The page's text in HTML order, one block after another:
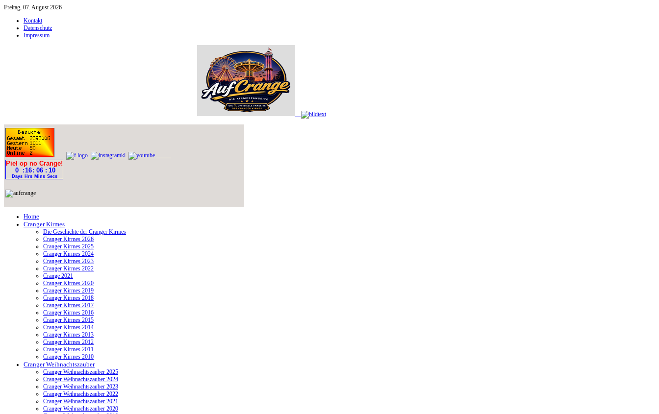
Freitag, 07. August 2026
Kontakt
Datenschutz
Impressum
Home
Cranger Kirmes
Die Geschichte der Cranger Kirmes
Cranger Kirmes 2026
Cranger Kirmes 2025
Cranger Kirmes 2024
Cranger Kirmes 2023
Cranger Kirmes 2022
Crange 2021
Cranger Kirmes 2020
Cranger Kirmes 2019
Cranger Kirmes 2018
Cranger Kirmes 2017
Cranger Kirmes 2016
Cranger Kirmes 2015
Cranger Kirmes 2014
Cranger Kirmes 2013
Cranger Kirmes 2012
Cranger Kirmes 2011
Cranger Kirmes 2010
Cranger Weihnachtszauber
Cranger Weihnachtszauber 2025
Cranger Weihnachtszauber 2024
Cranger Weihnachtszauber 2023
Cranger Weihnachtszauber 2022
Cranger Weihnachtszauber 2021
Cranger Weihnachtszauber 2020